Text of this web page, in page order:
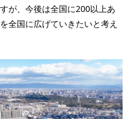
が、今後は全国に200以上あ
全国に広げていきたいと考え